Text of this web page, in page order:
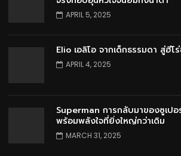
APRIL 5, 2025
Elio เอลิโอ จากเด็กธรรมดา สู่ฮี
APRIL 4, 2025
Superman การกลับมาของซูเปอ
พร้อมพลังใจที่ยิ่งใหญ่กว่าเดิม
MARCH 31, 2025